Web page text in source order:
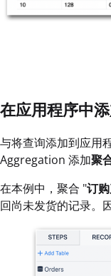
在应用程序中
与将查询添加到应用
Aggregation 添加聚
在本例中，聚合 "订
回尚未发货的记录。